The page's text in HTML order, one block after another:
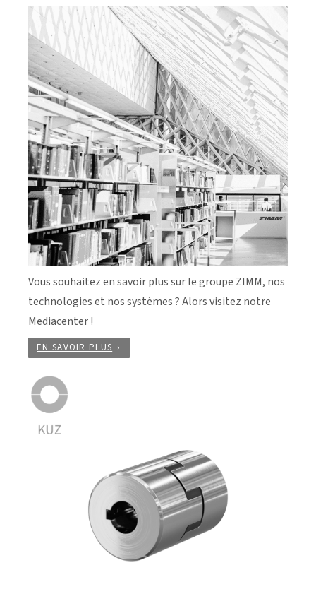
Vous souhaitez en savoir plus sur le groupe ZIMM, nos
technologies et nos systèmes ? Alors visitez notre
Mediacenter !
EN SAVOIR PLUS